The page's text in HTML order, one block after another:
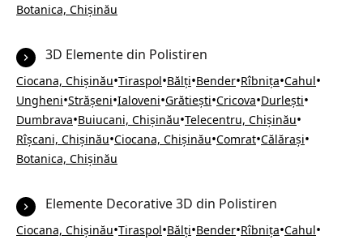
Botanica, Chișinău
3D Elemente din Polistiren
Ciocana, Chișinău•Tiraspol•Bălți•Bender•Rîbnița•Cahul•
Ungheni•Strășeni•Ialoveni•Grătiești•Cricova•Durlești•
Dumbrava•Buiucani, Chișinău•Telecentru, Chișinău•
Rîșcani, Chișinău•Ciocana, Chișinău•Comrat•Călărași•
Botanica, Chișinău
Elemente Decorative 3D din Polistiren
Ciocana, Chișinău•Tiraspol•Bălți•Bender•Rîbnița•Cahul•